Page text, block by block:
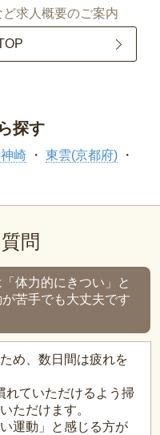
求人概要のご案内
探す
崎
東雲(京都府)
問
体力的にきつい」と
苦手でも大丈夫です
め、数日間は疲れを
れていただけるよう掃
ただけます。
運動」と感じる方が